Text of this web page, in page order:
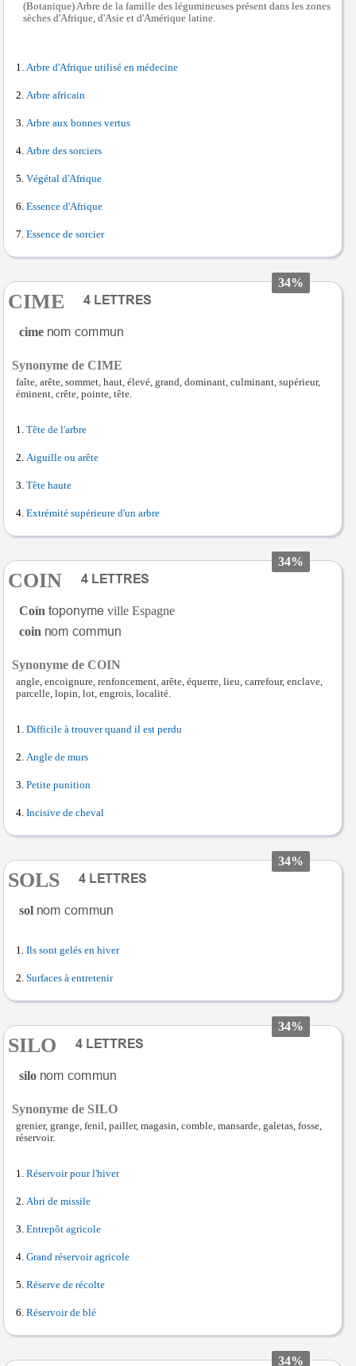
(Botanique) Arbre de la famille des légumineuses présent dans les zones
sèches d'Afrique, d'Asie et d'Amérique latine.
Arbre d'Afrique utilisé en médecine
Arbre africain
Arbre aux bonnes vertus
Arbre des sorciers
Végétal d'Afrique
Essence d'Afrique
Essence de sorcier
34%
CIME
cime
Synonyme de CIME
faîte, arête, sommet, haut, élevé, grand, dominant, culminant, supérieur,
éminent, crête, pointe, tête.
Tête de l'arbre
Aiguille ou arête
Tête haute
Extrémité supérieure d'un arbre
34%
COIN
Coín
ville Espagne
coin
Synonyme de COIN
angle, encoignure, renfoncement, arête, équerre, lieu, carrefour, enclave,
parcelle, lopin, lot, engrois, localité.
Difficile à trouver quand il est perdu
Angle de murs
Petite punition
Incisive de cheval
34%
SOLS
sol
Ils sont gelés en hiver
Surfaces à entretenir
34%
SILO
silo
Synonyme de SILO
grenier, grange, fenil, pailler, magasin, comble, mansarde, galetas, fosse,
réservoir.
Réservoir pour l'hiver
Abri de missile
Entrepôt agricole
Grand réservoir agricole
Réserve de récolte
Réservoir de blé
34%